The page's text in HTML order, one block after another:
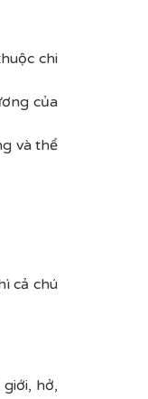
chi
của
và thể
cả chú
hở,